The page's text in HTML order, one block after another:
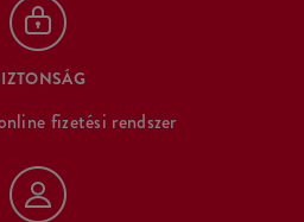
fizetési rendszer